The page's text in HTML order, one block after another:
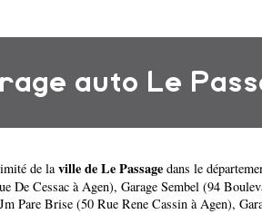
auto Le
de laville de Le Passage dans le
De Cessac à Agen), Garage Sembel (94
Jm Pare Brise (50 Rue Rene Cassin à Agen),